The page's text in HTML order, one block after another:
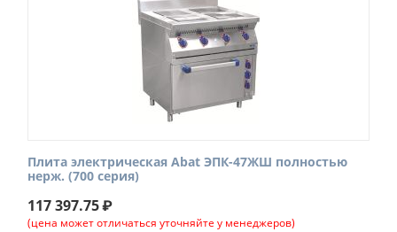
Плита электрическая Abat ЭПК-47ЖШ полностью
нерж. (700 серия)
117 397.75₽
(цена может отличаться уточняйте у менеджеров)